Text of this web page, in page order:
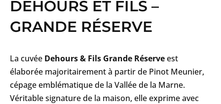
DEHOURS ET FILS –
GRANDE RÉSERVE
La cuvée Dehours & Fils Grande Réserveest
élaborée majoritairement à partir de Pinot Meunier,
cépage emblématique de la Vallée de la Marne.
Véritable signature de la maison, elle exprime avec